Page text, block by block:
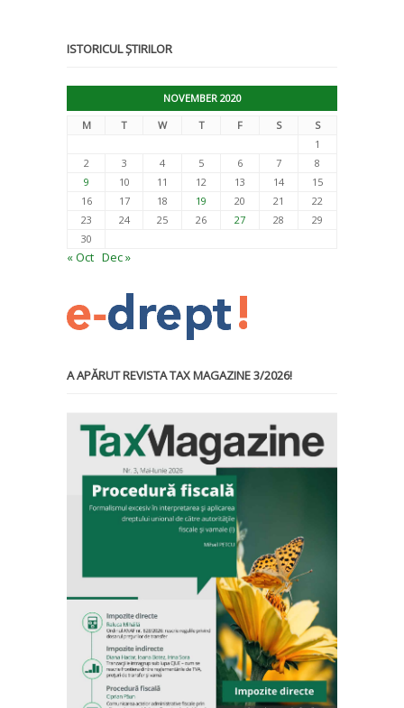
ISTORICUL ȘTIRILOR
NOVEMBER 2020
M
T W T F S
S
1
2
3 4 5 6 7
8
9
10 11 12 13 14
15
16
17 18 19 20 21
22
23
24 25 26 27 28
29
30
« Oct Dec »
A APĂRUT REVISTA TAX MAGAZINE 3/2026!